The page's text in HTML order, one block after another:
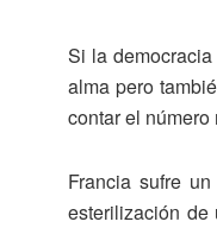
Si la
alma pero
contar el
Francia sufre
esterilización